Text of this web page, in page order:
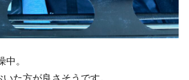
。
た方が良さそうです。